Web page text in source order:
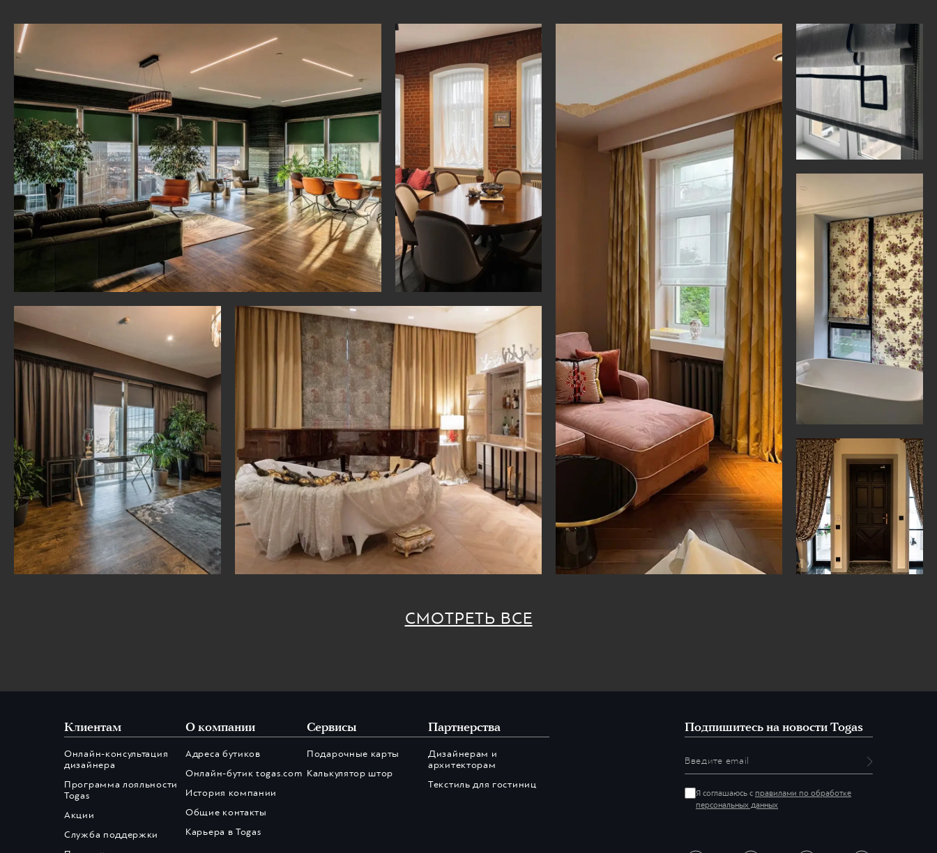
СМОТРЕТЬ ВСЕ
Клиентам
Онлайн-консультация
дизайнера
Программа лояльности
Togas
Акции
Служба поддержки
О компании
Адреса бутиков
Онлайн-бутик togas.com
История компании
Общие контакты
Карьера в Togas
Сервисы
Подарочные карты
Калькулятор штор
Партнерства
Дизайнерам и
архитекторам
Текстиль для гостиниц
Подпишитесь на новости Togas
Я соглашаюсь с правилами по обработке
персональных данных